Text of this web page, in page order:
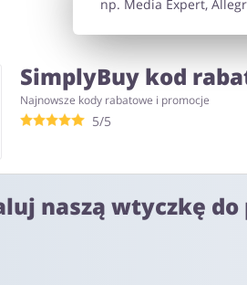
Podróże Usługi
SimplyBuy kod
Najnowsze kody rabatowe i promocje
5/5
naszą wtyczkę